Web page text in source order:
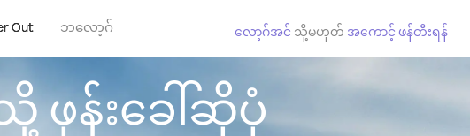
Out ဘလော့ဂ် လော့ဂ်အင် သို့မဟုတ် အကောင့် ဖန်တီးရန်
န်းခေါ်ဆိုပုံ